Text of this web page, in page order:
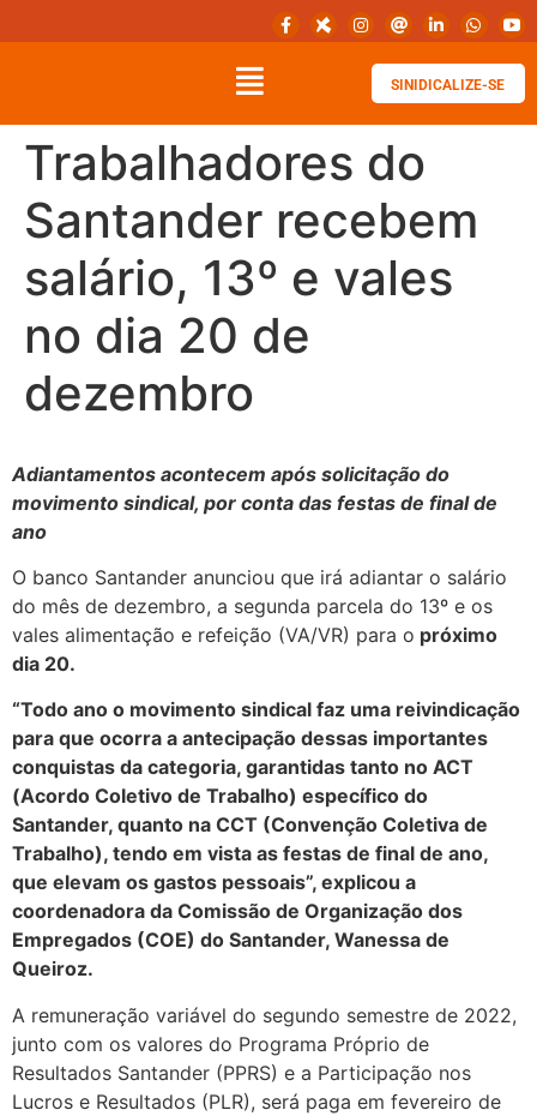
SINIDICALIZE-SE
Trabalhadores do
Santander recebem
salário, 13º e vales
no dia 20 de
dezembro
Adiantamentos acontecem após solicitação do
movimento sindical, por conta das festas de final de
ano
O banco Santander anunciou que irá adiantar o salário
do mês de dezembro, a segunda parcela do 13º e os
vales alimentação e refeição (VA/VR) para o próximo
dia 20.
“Todo ano o movimento sindical faz uma reivindicação
para que ocorra a antecipação dessas importantes
conquistas da categoria, garantidas tanto no ACT
(Acordo Coletivo de Trabalho) específico do
Santander, quanto na CCT (Convenção Coletiva de
Trabalho), tendo em vista as festas de final de ano,
que elevam os gastos pessoais”, explicou a
coordenadora da Comissão de Organização dos
Empregados (COE) do Santander, Wanessa de
Queiroz.
A remuneração variável do segundo semestre de 2022,
junto com os valores do Programa Próprio de
Resultados Santander (PPRS) e a Participação nos
Lucros e Resultados (PLR), será paga em fevereiro de